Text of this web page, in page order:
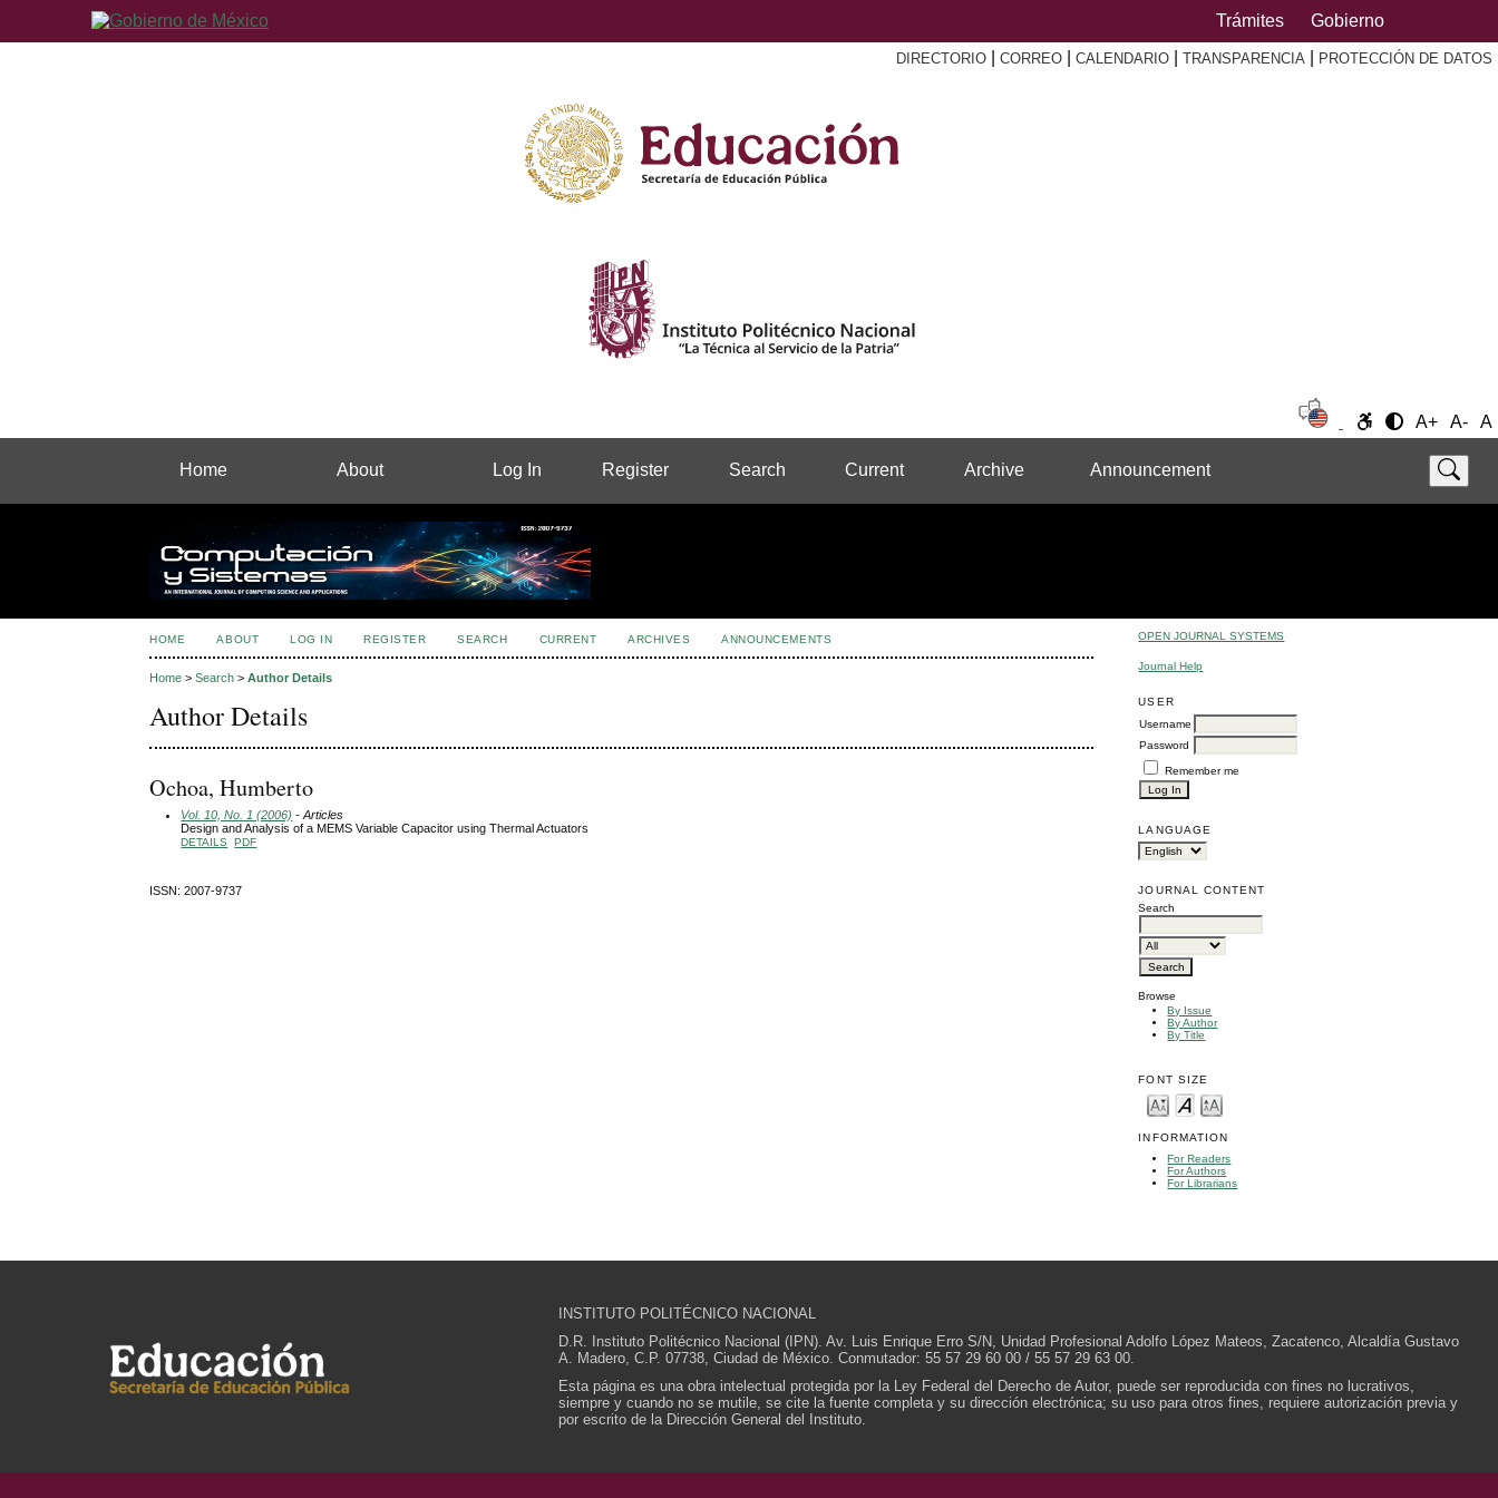
Trámites Gobierno
DIRECTORIO CORREO CALENDARIO TRANSPARENCIA PROTECCIÓN DE DATOS
A+ A- A
Home About Log In Register Search Current Archive Announcement
OPEN JOURNAL SYSTEMS
Journal Help
USER
Username
Password
Remember me
LANGUAGE
JOURNAL CONTENT
Search
Browse
By Issue
By Author
By Title
FONT SIZE
INFORMATION
For Readers
For Authors
For Librarians
HOME ABOUT LOG IN REGISTER SEARCH CURRENT ARCHIVES ANNOUNCEMENTS
Home >Search >Author Details
Author Details
Ochoa, Humberto
Vol. 10, No. 1 (2006) - Articles
Design and Analysis of a MEMS Variable Capacitor using Thermal Actuators
DETAILS PDF
ISSN: 2007-9737
INSTITUTO POLITÉCNICO NACIONAL
D.R. Instituto Politécnico Nacional (IPN). Av. Luis Enrique Erro S/N, Unidad Profesional Adolfo López Mateos, Zacatenco, Alcaldía Gustavo
A. Madero, C.P. 07738, Ciudad de México. Conmutador: 55 57 29 60 00 / 55 57 29 63 00.
Esta página es una obra intelectual protegida por la Ley Federal del Derecho de Autor, puede ser reproducida con fines no lucrativos,
siempre y cuando no se mutile, se cite la fuente completa y su dirección electrónica; su uso para otros fines, requiere autorización previa y
por escrito de la Dirección General del Instituto.